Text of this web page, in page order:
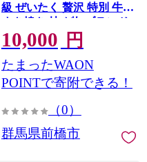
級 ぜいたく 贅沢 特別 牛
すき焼き 炒め物 ブランド
牛 上州牛 使いやすい 便利
長期保存 冷凍 ストック 群
馬県 前橋市
10,000 円
たまったWAON
POINTで寄附できる！
（0）
群馬県前橋市